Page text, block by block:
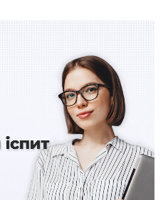
залишеним без змін
позовні вимоги було
дійшли висновку про
до проміжного
вимог Фонду.
посилався на
позивачем суми дійсним
капіталізації